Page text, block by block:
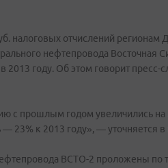
налоговых отчислений регионам
нефтепровода Восточная
году. Об этом говорит пресс-
с прошлым годом увеличились
23% к 2013 году», — уточняется в
ВСТО-2 проложены по